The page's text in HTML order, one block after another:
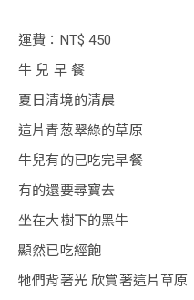
運費：NT$ 450
牛 兒 早 餐
夏日清境的清晨
這片青葱翠綠的草原
牛兒有的已吃完早餐
有的還要尋寶去
坐在大樹下的黑牛
顯然已吃經飽
牠們背著光 欣賞著這片草原